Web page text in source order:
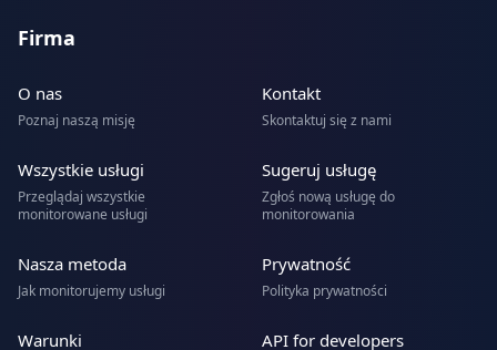
Firma
O nas
Poznaj naszą misję
Kontakt
Skontaktuj się z nami
Wszystkie usługi
Przeglądaj wszystkie
monitorowane usługi
Sugeruj usługę
Zgłoś nową usługę do
monitorowania
Nasza metoda
Jak monitorujemy usługi
Prywatność
Polityka prywatności
Warunki API for developers